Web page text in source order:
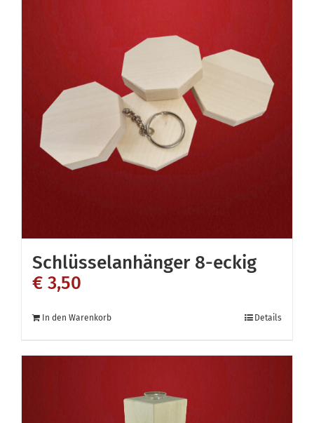
Schlüsselanhänger 8-eckig
€ 3,50
In den Warenkorb Details